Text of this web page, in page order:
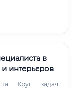
в
интерьеров
Круг задач